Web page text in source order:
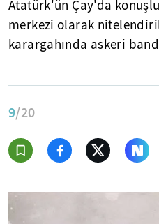
Atatürk'ün Çay'da
merkezi olarak
karargahında askeri
9/20